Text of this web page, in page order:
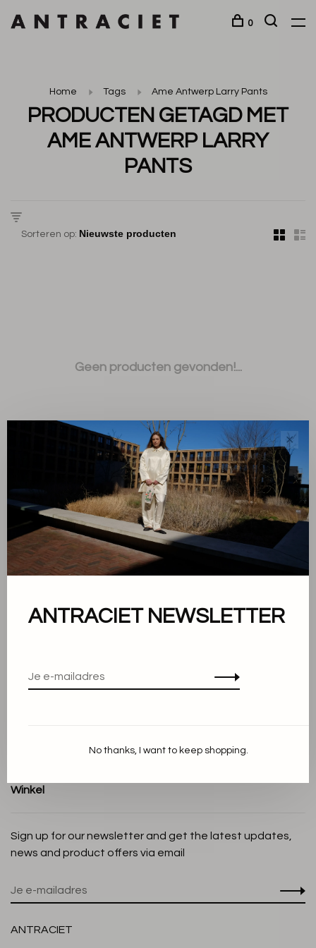
0
Home Tags Ame Antwerp Larry Pants
PRODUCTEN GETAGD MET
AME ANTWERP LARRY
PANTS
Sorteren op:
Geen producten gevonden!...
Sorteren op:
Toon 1 - 0 van 0
Over ons
Privacy Policy
Winkel
Sign up for our newsletter and get the latest updates,
news and product offers via email
ANTRACIET
✕
ANTRACIET NEWSLETTER
No thanks, I want to keep shopping.